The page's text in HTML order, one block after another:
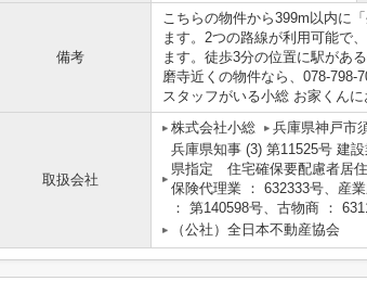
備考
こちらの物件から399m以内に
ます。2つの路線が利用可能で
ます。徒歩3分の位置に駅があ
磨寺近くの物件なら、078-798-
スタッフがいる小総 お家くんに
取扱会社
株式会社小総 兵庫県神戸市
兵庫県知事 (3) 第11525号 建
県指定 住宅確保要配慮者居
保険代理業 ： 632333号、産
： 第140598号、古物商 ：
（公社）全日本不動産協会